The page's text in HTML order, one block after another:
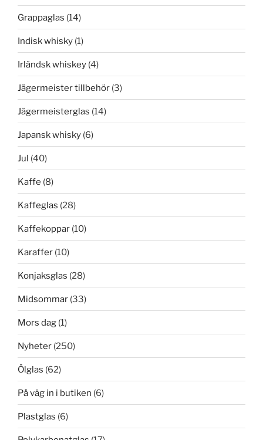
Grappaglas (14)
Indisk whisky (1)
Irländsk whiskey (4)
Jägermeister tillbehör (3)
Jägermeisterglas (14)
Japansk whisky (6)
Jul (40)
Kaffe (8)
Kaffeglas (28)
Kaffekoppar (10)
Karaffer (10)
Konjaksglas (28)
Midsommar (33)
Mors dag (1)
Nyheter (250)
Ölglas (62)
På väg in i butiken (6)
Plastglas (6)